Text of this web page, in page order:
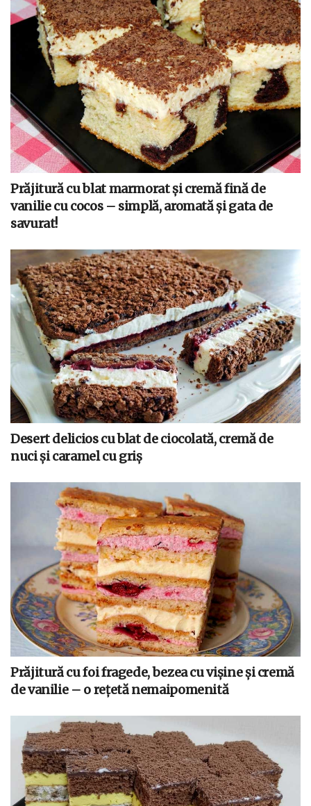
Prăjitură cu blat marmorat și cremă fină de
vanilie cu cocos – simplă, aromată și gata de
savurat!
Desert delicios cu blat de ciocolată, cremă de
nuci și caramel cu griș
Prăjitură cu foi fragede, bezea cu vișine și cremă
de vanilie – o rețetă nemaipomenită